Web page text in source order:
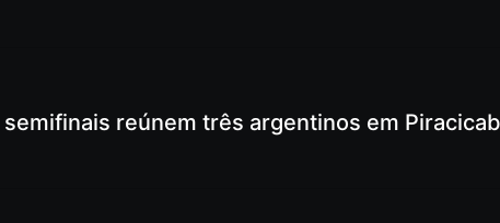
reúnem três argentinos em